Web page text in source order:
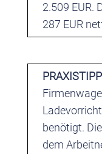
2.509 EUR.
287 EUR
benötigt.
dem